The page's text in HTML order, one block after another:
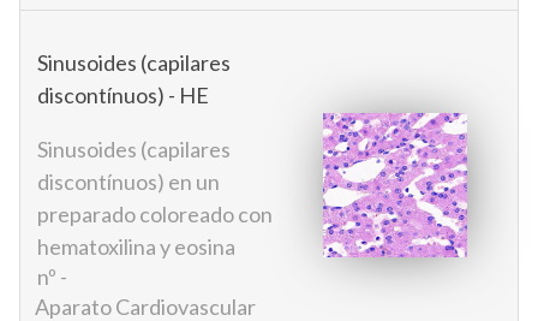
Sinusoides (capilares
discontínuos) - HE
Sinusoides (capilares
discontínuos) en un
preparado coloreado con
hematoxilina y eosina
nº -
Aparato Cardiovascular